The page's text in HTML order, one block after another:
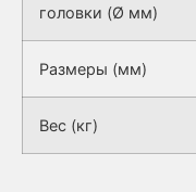
головки (Ø мм)
Размеры (мм)
Вес (кг)